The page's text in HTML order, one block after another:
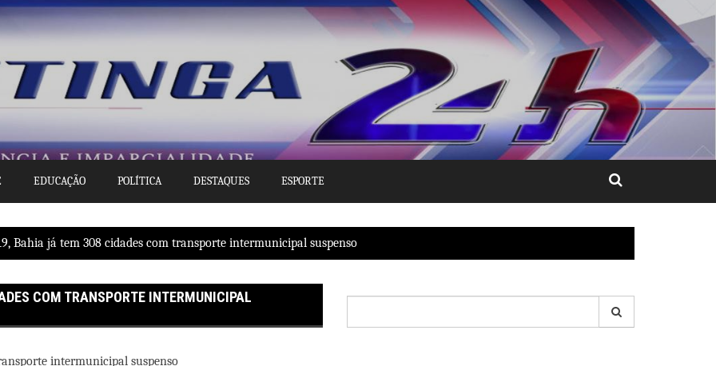
EDUCAÇÃO POLÍTICA DESTAQUES ESPORTE
Bahia já tem 308 cidades com transporte intermunicipal suspenso
COM TRANSPORTE INTERMUNICIPAL
por: